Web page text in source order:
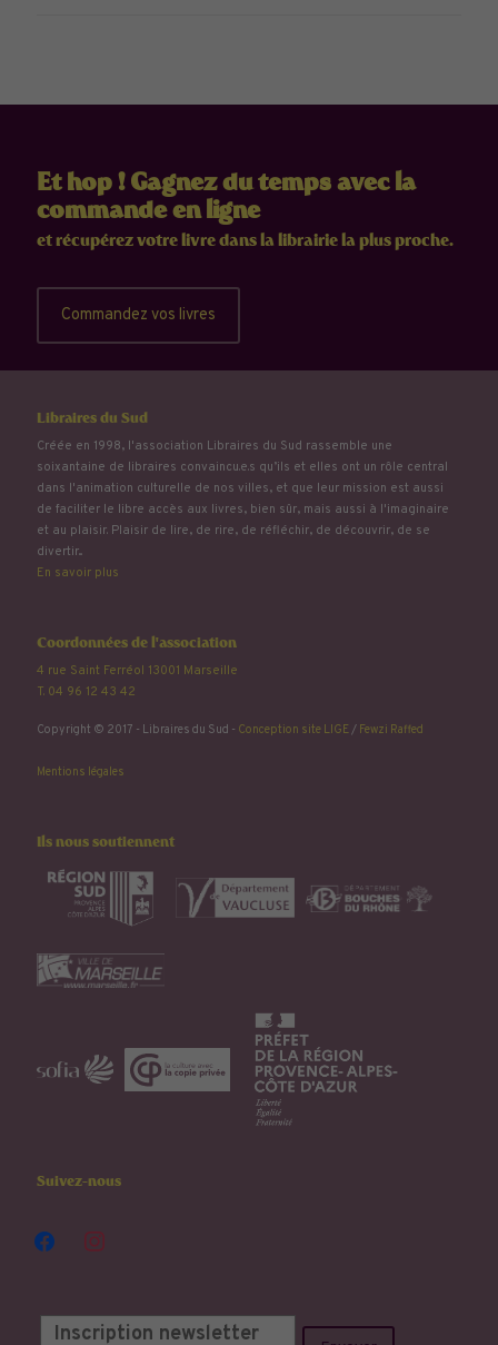
Et hop ! Gagnez du temps avec la
commande en ligne
et récupérez votre livre dans la librairie la plus proche.
Commandez vos livres
Libraires du Sud
Créée en 1998, l'association Libraires du Sud rassemble une
soixantaine de libraires convaincu.e.s qu’ils et elles ont un rôle central
dans l'animation culturelle de nos villes, et que leur mission est aussi
de faciliter le libre accès aux livres, bien sûr, mais aussi à l'imaginaire
et au plaisir. Plaisir de lire, de rire, de réfléchir, de découvrir, de se
divertir...
En savoir plus
Coordonnées de l'association
4 rue Saint Ferréol 13001 Marseille
T. 04 96 12 43 42
Copyright © 2017 - Libraires du Sud - Conception site LIGE/ Fewzi Raffed
Mentions légales
Ils nous soutiennent
Suivez-nous
facebookinstagram